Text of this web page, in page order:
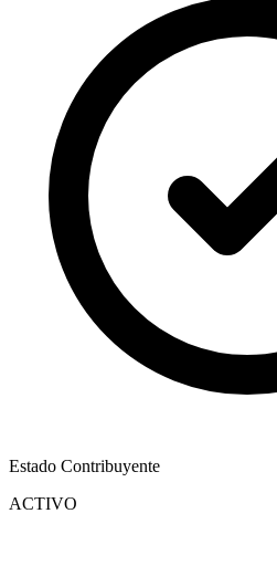
Estado Contribuyente
ACTIVO